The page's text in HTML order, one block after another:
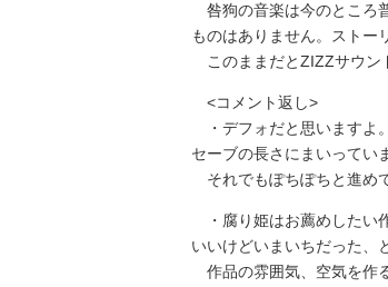
咎狗の音楽は今のところ
ものはありません。ストー
このままだとZIZZサウン
<コメント返し>
・デフォだと思いますよ
セーブの長さにまいってい
それでもぽちぽちと進め
・腐り姫はお薦めしたい
いいけどいまいちだった、
作品の雰囲気、空気を作